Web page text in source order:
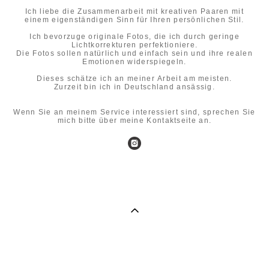
Ich liebe die Zusammenarbeit mit kreativen Paaren mit
einem eigenständigen Sinn für Ihren persönlichen Stil.
Ich bevorzuge originale Fotos, die ich durch geringe
Lichtkorrekturen perfektioniere.
Die Fotos sollen natürlich und einfach sein und ihre realen
Emotionen widerspiegeln.
Dieses schätze ich an meiner Arbeit am meisten.
Zurzeit bin ich in Deutschland ansässig.
Wenn Sie an meinem Service interessiert sind, sprechen Sie
mich bitte über meine Kontaktseite an.